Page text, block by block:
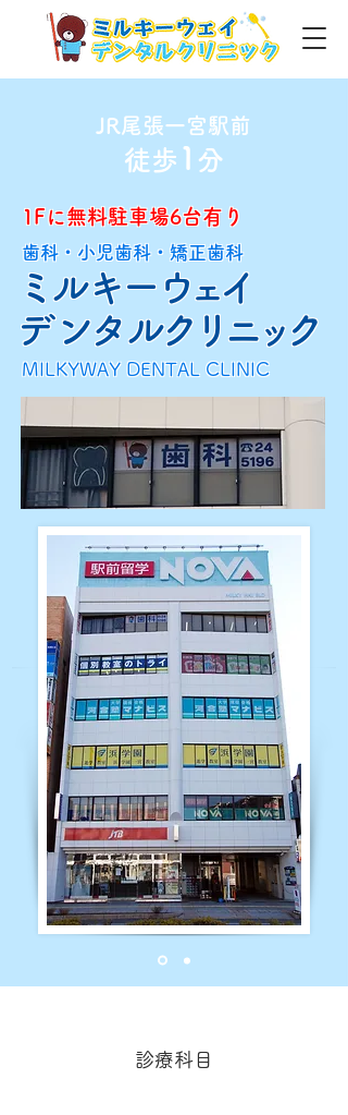
JR尾張一宮駅 前
徒歩 1 分
1Fに無料駐車場6台有り
歯科・小児歯科・矯正歯科
ミルキーウェイ
デンタルクリニック
MILKYWAY DENTAL CLINIC
診療科目